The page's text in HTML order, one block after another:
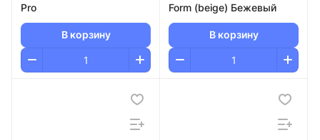
Pro
В корзину
Form (beige) Бежевый
В корзину